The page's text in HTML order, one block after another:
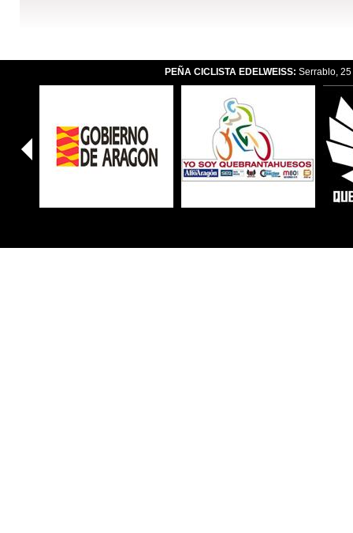
PEÑA CICLISTA EDELWEISS: Serrablo, 25